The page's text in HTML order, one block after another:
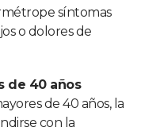
síntomas
o dolores de
de 40 años
de 40 años, la
con la